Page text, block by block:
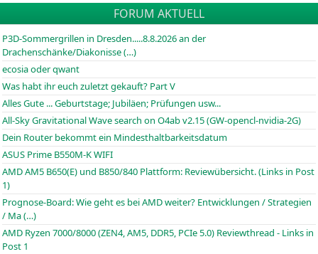
FORUM AKTUELL
P3D-Sommergrillen in Dresden.....8.8.2026 an der
Drachenschänke/Diakonisse (…)
ecosia oder qwant
Was habt ihr euch zuletzt gekauft? Part V
Alles Gute ... Geburtstage; Jubiläen; Prüfungen usw...
All-Sky Gravitational Wave search on O4ab v2.15 (GW-opencl-nvidia-2G)
Dein Router bekommt ein Mindesthaltbarkeitsdatum
ASUS Prime B550M-K WIFI
AMD AM5 B650(E) und B850/840 Plattform: Reviewübersicht. (Links in Post
1)
Prognose-Board: Wie geht es bei AMD weiter? Entwicklungen / Strategien
/ Ma (…)
AMD Ryzen 7000/8000 (ZEN4, AM5, DDR5, PCIe 5.0) Reviewthread - Links in
Post 1